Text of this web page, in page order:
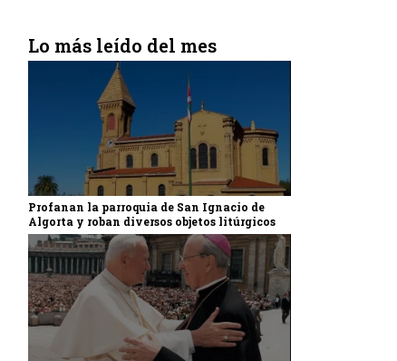
Lo más leído del mes
Profanan la parroquia de San Ignacio de
Algorta y roban diversos objetos litúrgicos